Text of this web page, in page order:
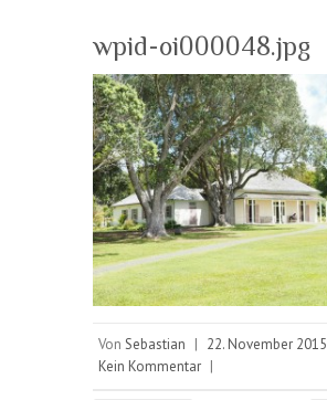
wpid-oi000048.jpg
Von Sebastian | 22. November 2015
Kein Kommentar |